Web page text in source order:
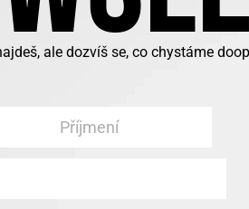
ale dozvíš se, co chystáme